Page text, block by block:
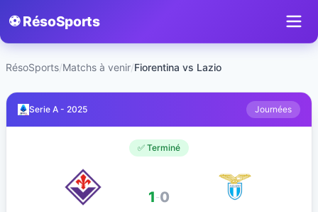
⚽ RésoSports
RésoSports/Matchs à venir/Fiorentina vs Lazio
Serie A - 2025 Journées
✅ Terminé
1-0